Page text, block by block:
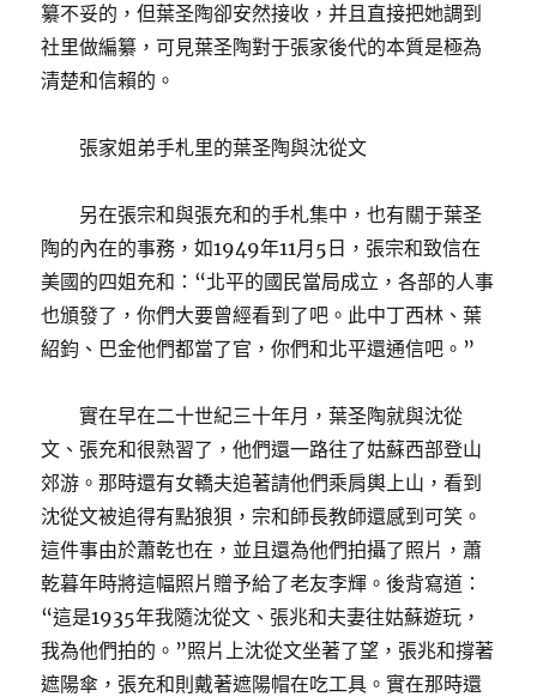
纂不妥的，但葉圣陶卻安然接收，并且直接把她調到
社里做編纂，可見葉圣陶對于張家後代的本質是極為
清楚和信賴的。
張家姐弟手札里的葉圣陶與沈從文
另在張宗和與張充和的手札集中，也有關于葉圣
陶的內在的事務，如1949年11月5日，張宗和致信在
美國的四姐充和：“北平的國民當局成立，各部的人事
也頒發了，你們大要曾經看到了吧。此中丁西林、葉
紹鈞、巴金他們都當了官，你們和北平還通信吧。”
實在早在二十世紀三十年月，葉圣陶就與沈從
文、張充和很熟習了，他們還一路往了姑蘇西部登山
郊游。那時還有女轎夫追著請他們乘肩輿上山，看到
沈從文被追得有點狼狽，宗和師長教師還感到可笑。
這件事由於蕭乾也在，並且還為他們拍攝了照片，蕭
乾暮年時將這幅照片贈予給了老友李輝。後背寫道：
“這是1935年我隨沈從文、張兆和夫妻往姑蘇遊玩，
我為他們拍的。”照片上沈從文坐著了望，張兆和撐著
遮陽傘，張充和則戴著遮陽帽在吃工具。實在那時還